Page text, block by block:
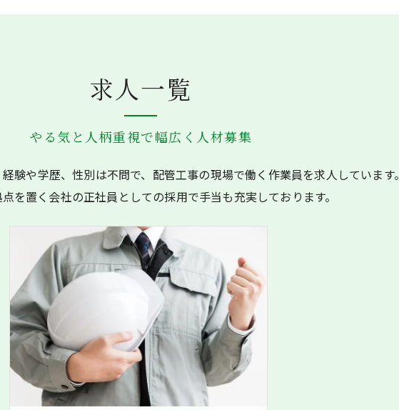
やる気と人柄重視で幅広く人材募集
求人一覧
験や学歴、性別は不問で、配管工事の現場で働く作業員を求人しています。
を置く会社の正社員としての採用で手当も充実しております。